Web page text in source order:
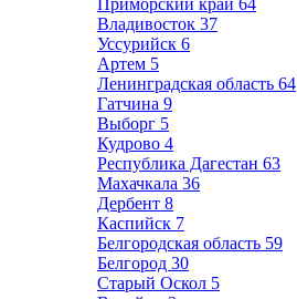
Приморский край 64
Владивосток 37
Уссурийск 6
Артем 5
Ленинградская область 64
Гатчина 9
Выборг 5
Кудрово 4
Республика Дагестан 63
Махачкала 36
Дербент 8
Каспийск 7
Белгородская область 59
Белгород 30
Старый Оскол 5